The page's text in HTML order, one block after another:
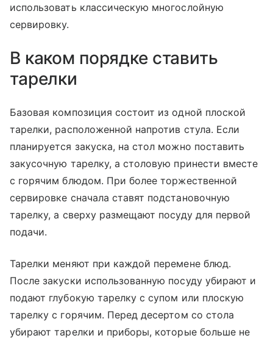
использовать классическую многослойную
сервировку.
В каком порядке ставить
тарелки
Базовая композиция состоит из одной плоской
тарелки, расположенной напротив стула. Если
планируется закуска, на стол можно поставить
закусочную тарелку, а столовую принести вместе
с горячим блюдом. При более торжественной
сервировке сначала ставят подстановочную
тарелку, а сверху размещают посуду для первой
подачи.
Тарелки меняют при каждой перемене блюд.
После закуски использованную посуду убирают и
подают глубокую тарелку с супом или плоскую
тарелку с горячим. Перед десертом со стола
убирают тарелки и приборы, которые больше не